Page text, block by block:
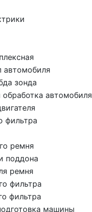
автомобиля
зонда
автомобиля
фильтра
ремня
поддона
ремня
фильтра
фильтра
машины